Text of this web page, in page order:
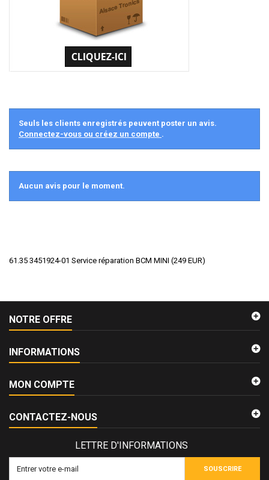
Seuls les clients enregistrés peuvent poster un avis.
Connectez-vous ou créez un compte .
Aucun avis pour le moment.
61.35 3451924-01 Service réparation BCM MINI (249 EUR)
NOTRE OFFRE
INFORMATIONS
MON COMPTE
CONTACTEZ-NOUS
LETTRE D'INFORMATIONS
SOUSCRIRE